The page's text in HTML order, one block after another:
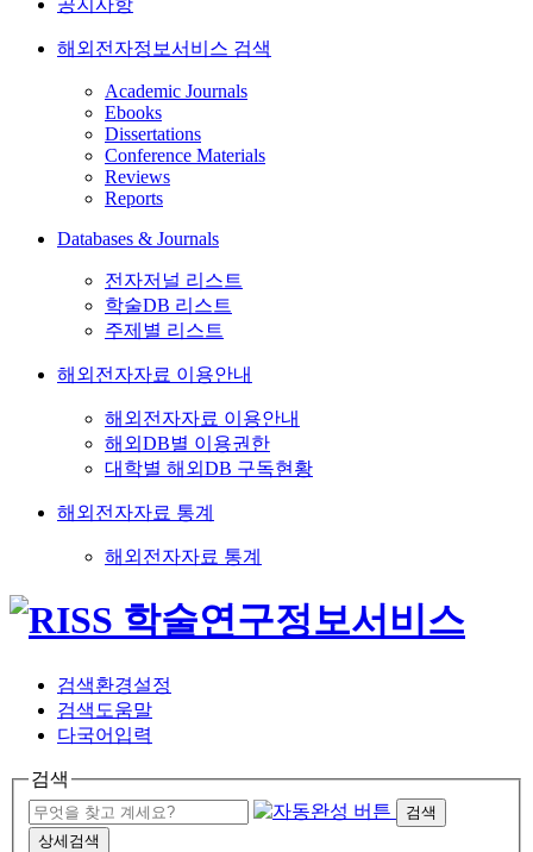
공지사항
해외전자정보서비스 검색
Academic Journals
Ebooks
Dissertations
Conference Materials
Reviews
Reports
Databases & Journals
전자저널 리스트
학술DB 리스트
주제별 리스트
해외전자자료 이용안내
해외전자자료 이용안내
해외DB별 이용권한
대학별 해외DB 구독현황
해외전자자료 통계
해외전자자료 통계
검색환경설정
검색도움말
다국어입력
검색
검색
상세검색